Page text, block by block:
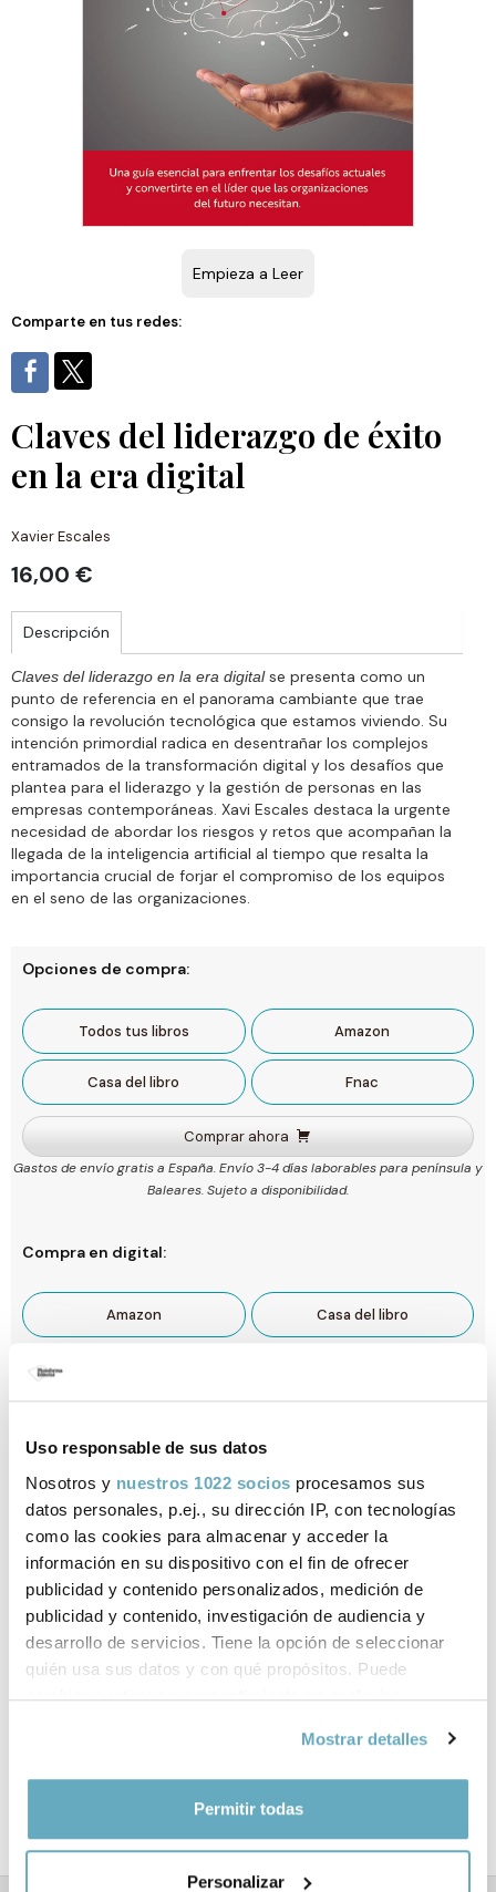
Uso responsable de sus datos
Nosotros y nuestros 1022 socios procesamos sus
datos personales, p.ej., su dirección IP, con tecnologías
como las cookies para almacenar y acceder la
información en su dispositivo con el fin de ofrecer
publicidad y contenido personalizados, medición de
publicidad y contenido, investigación de audiencia y
desarrollo de servicios. Tiene la opción de seleccionar
quién usa sus datos y con qué propósitos. Puede
cambiar o retirar su consentimiento en cualquier
Si lo permite, también quisiéramos:
geográfica que puede tener una precisión de varios
Mostrar detalles
Permitir todas
Personalizar
Empieza a Leer
Comparte en tus redes:
Claves del liderazgo de éxito
en la era digital
Xavier Escales
16,00 €
Descripción
Claves del liderazgo en la era digitalse presenta como un
punto de referencia en el panorama cambiante que trae
consigo la revolución tecnológica que estamos viviendo. Su
intención primordial radica en desentrañar los complejos
entramados de la transformación digital y los desafíos que
plantea para el liderazgo y la gestión de personas en las
empresas contemporáneas. Xavi Escales destaca la urgente
necesidad de abordar los riesgos y retos que acompañan la
llegada de la inteligencia artificial al tiempo que resalta la
importancia crucial de forjar el compromiso de los equipos
en el seno de las organizaciones.
Opciones de compra:
Todos tus libros Amazon
Casa del libro Fnac
Comprar ahora
Gastos de envío gratis a España. Envío 3-4 días laborables para península y
Baleares. Sujeto a disponibilidad.
Compra en digital:
Amazon Casa del libro
ISBN:979-13-87568-19-1
Páginas:144
Tema:Empresa y gestión
Formato: 140 x 220 mm
Año de publicación: Febrero 2025
Documentos relacionados